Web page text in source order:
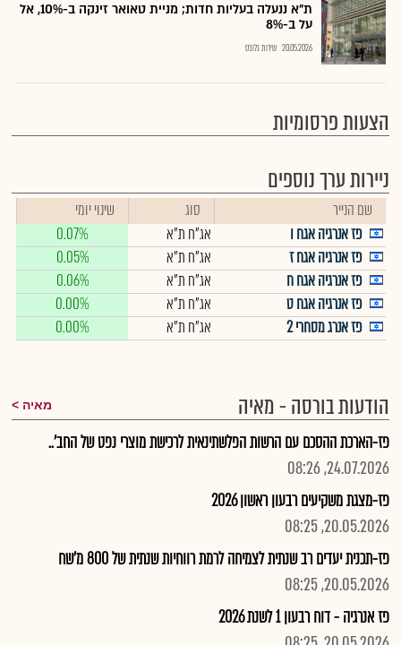
ת"א ננעלה בעליות חדות; מניית טאואר זינקה ב-10%, אל
על ב-8%
20.05.2026 שירות גלובס
הצעות פרסומיות
ניירות ערך נוספים
שם הנייר סוג
שינוי יומי
פז אנרגיה אגח ו
אג"ח ת"א
0.07%
פז אנרגיה אגח ז
אג"ח ת"א
0.05%
פז אנרגיה אגח ח
אג"ח ת"א
0.06%
פז אנרגיה אגח ט
אג"ח ת"א
0.00%
פז אנרג מסחרי 2
אג"ח ת"א 0.00%
הודעות בורסה - מאיה מאיה
פז-הארכת ההסכם עם הרשות הפלשתינאית לרכישת מוצרי נפט של החב'..
24.07.2026, 08:26
פז-מצגת משקיעים רבעון ראשון 2026
20.05.2026, 08:25
פז-תכנית יעדים רב שנתית לצמיחה לרמת רווחיות שנתית של 800 מ'שח
20.05.2026, 08:25
פז אנרגיה - דוח רבעון 1 לשנת 2026